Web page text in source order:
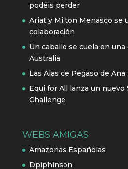
podéis perder
Ariat y Milton Menasco se
colaboración
Un caballo se cuela en
Australia
Las Alas de Pegaso de Ana
Equi for All lanza un nuevo
Challenge
WEBS AMIGAS
Amazonas Españolas
Dpiphinson